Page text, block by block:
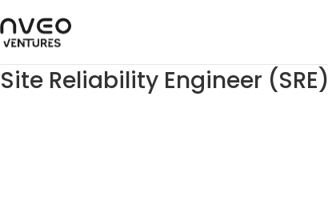
Site Reliability Engineer (SRE)